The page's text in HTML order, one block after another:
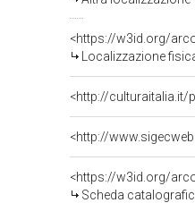
<https://w3id.org/
Localizzazione
<http://culturaitalia.it/
<http://
<https://w3id.org/
Scheda